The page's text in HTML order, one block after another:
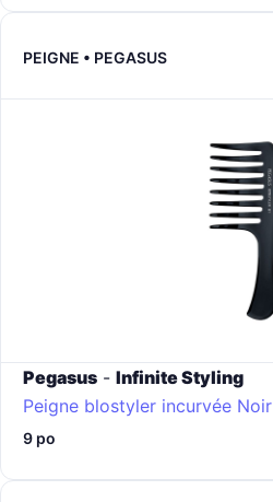
PEIGNE • PEGASUS
Pegasus - Infinite Styling
Peigne blostyler incurvée Noir
9 po